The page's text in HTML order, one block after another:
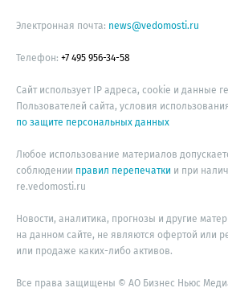
Электронная почта: news@vedomosti.ru
Телефон: +7 495 956-34-58
Сайт использует IP адреса, cookie и данные
Пользователей сайта, условия
по защите персональных данных
Любое использование материалов
соблюдении правил перепечатки и при
re.vedomosti.ru
Новости, аналитика, прогнозы и другие
на данном сайте, не являются офертой или
или продаже каких-либо активов.
Все права защищены © АО Бизнес Ньюс